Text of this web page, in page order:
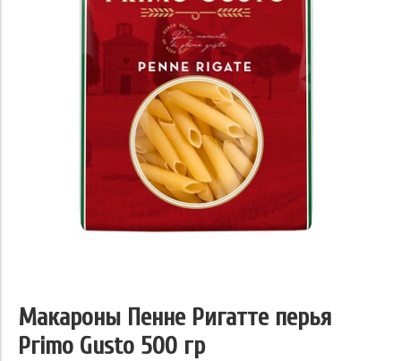
Макароны Пенне Ригатте перья
Primo Gusto 500 гр